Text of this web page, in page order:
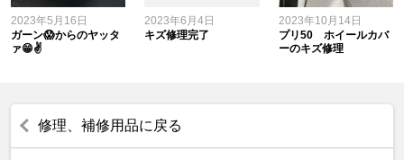
2023年5月16日
ガーン😱からのヤッタ
ァ😁✌️
2023年6月4日
キズ修理完了
2023年10月14日
プリ50 ホイールカバ
ーのキズ修理
修理、補修用品に戻る